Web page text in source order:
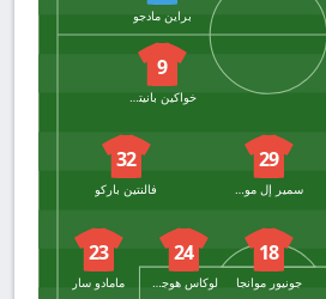
براين مادجو
9
خواكين بانيتشيلي
29
سمير إل مورابيه
32
فالنتين باركو
18
جونيور موانجا
24
23
مامادو سار